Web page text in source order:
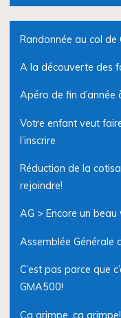
Randonnée au col de
A la découverte des
Apéro de fin d’année
Votre enfant veut
l’inscrire
Réduction de la
rejoindre!
AG > Encore un beau
Assemblée Générale
C’est pas parce que
GMA500!
Ca grimpe, ça